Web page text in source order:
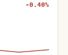
-0.40%